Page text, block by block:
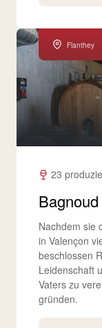
Flanthey
23
Nachdem sie
in Valençon
beschlossen
Leidenschaft
Vaters zu
gründen.